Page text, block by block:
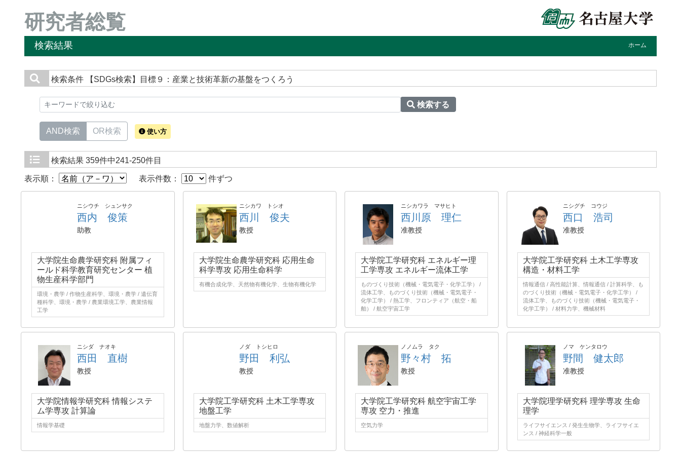
研究者総覧
検索結果 ホーム
検索条件 【SDGs検索】目標９：産業と技術革新の基盤をつくろう
検索する
AND検索 OR検索 使い方
検索結果 359件中241-250件目
表示順： 表示件数： 件ずつ
ニシウチ シュンサク
西内 俊策
助教
大学院生命農学研究科 附属フィ
ールド科学教育研究センター 植
物生産科学部門
環境・農学 / 作物生産科学、環境・農学 / 遺伝育
種科学、環境・農学 / 農業環境工学、農業情報
工学
ニシカワ トシオ
西川 俊夫
教授
大学院生命農学研究科 応用生命
科学専攻 応用生命科学
有機合成化学、天然物有機化学、生物有機化学
ニシカワラ マサヒト
西川原 理仁
准教授
大学院工学研究科 エネルギー理
工学専攻 エネルギー流体工学
ものづくり技術（機械・電気電子・化学工学） /
流体工学、ものづくり技術（機械・電気電子・
化学工学） / 熱工学、フロンティア（航空・船
舶） / 航空宇宙工学
ニシグチ コウジ
西口 浩司
准教授
大学院工学研究科 土木工学専攻
構造・材料工学
情報通信 / 高性能計算、情報通信 / 計算科学、も
のづくり技術（機械・電気電子・化学工学） /
流体工学、ものづくり技術（機械・電気電子・
化学工学） / 材料力学、機械材料
ニシダ ナオキ
西田 直樹
教授
大学院情報学研究科 情報システ
ム学専攻 計算論
情報学基礎
ノダ トシヒロ
野田 利弘
教授
大学院工学研究科 土木工学専攻
地盤工学
地盤力学、数値解析
ノノムラ タク
野々村 拓
教授
大学院工学研究科 航空宇宙工学
専攻 空力・推進
空気力学
ノマ ケンタロウ
野間 健太郎
准教授
大学院理学研究科 理学専攻 生命
理学
ライフサイエンス / 発生生物学、ライフサイエ
ンス / 神経科学一般